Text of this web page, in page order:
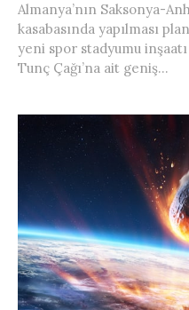
Almanya’nın Saksonya-
kasabasında yapılması
yeni spor stadyumu
Tunç Çağı’na ait geniş...